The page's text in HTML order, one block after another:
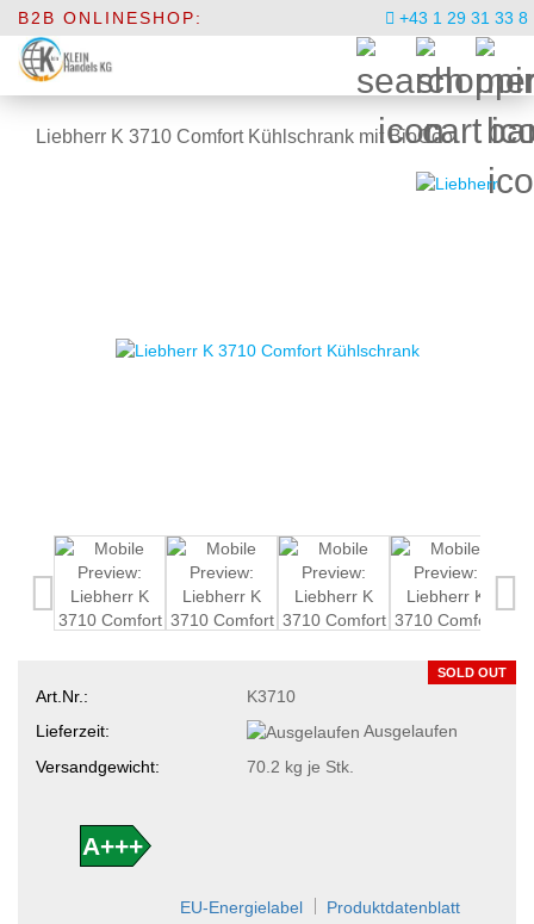
B2B ONLINESHOP: +43 1 29 31 33 8
Liebherr K 3710 Comfort Kühlschrank mit BioCool
SOLD OUT
Art.Nr.:
K3710
Lieferzeit:
Ausgelaufen
Versandgewicht:
70.2 kg je Stk.
A+++
EU-Energielabel Produktdatenblatt